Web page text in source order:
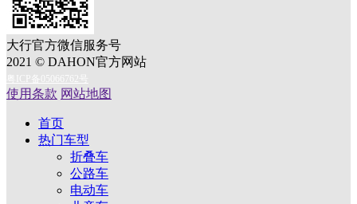
大行官方微信服务号
2021 © DAHON官方网站
粤ICP备05066762号
使用条款 网站地图
首页
热门车型
折叠车
公路车
电动车